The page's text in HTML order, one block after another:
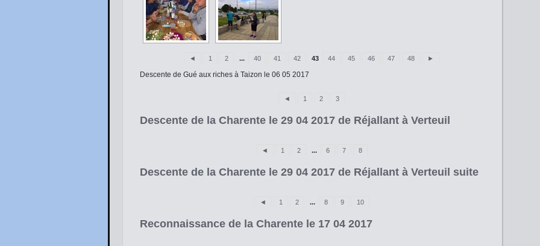
◄ 1 2 ... 40 41 42 43 44 45 46 47 48 ►
Descente de Gué aux riches à Taizon le 06 05 2017
◄ 1 2 3
Descente de la Charente le 29 04 2017 de Réjallant à Verteuil
◄ 1 2 ... 6 7 8
Descente de la Charente le 29 04 2017 de Réjallant à Verteuil suite
◄ 1 2 ... 8 9 10
Reconnaissance de la Charente le 17 04 2017